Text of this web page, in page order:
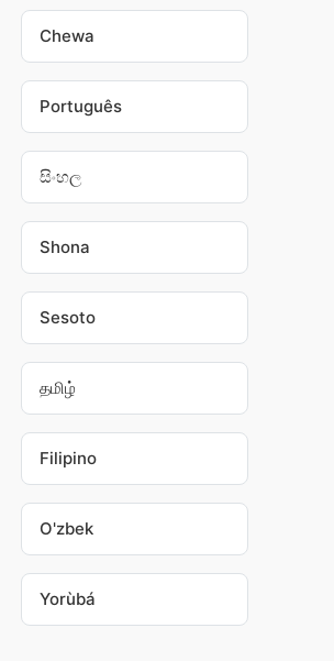
Chewa
Português
සිංහල
Shona
Sesoto
தமிழ்
Filipino
O'zbek
Yorùbá